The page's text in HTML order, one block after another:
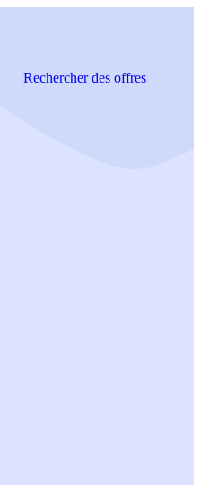
Rechercherdes offres